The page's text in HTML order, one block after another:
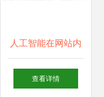
人工智能在网站内
容处理中的应用与
查看详情